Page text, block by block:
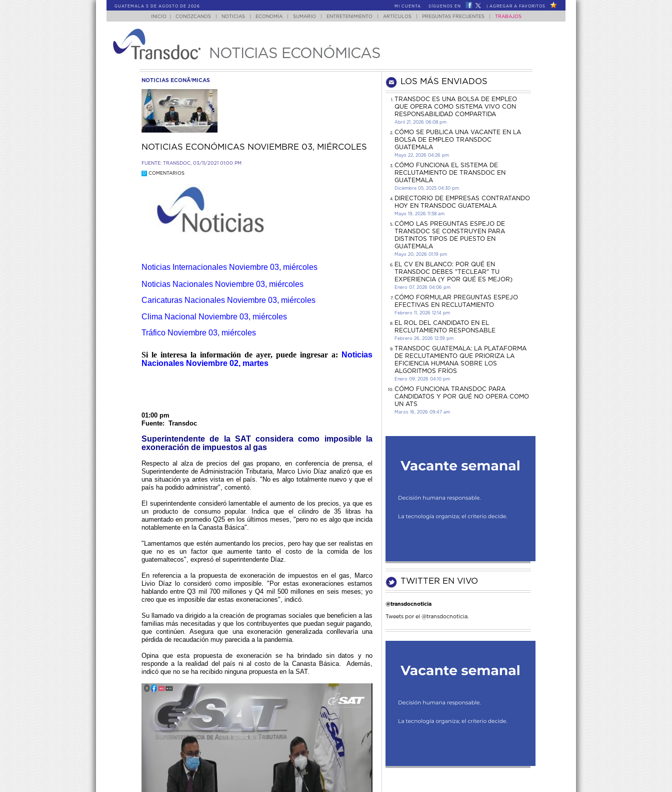
GUATEMALA 5 DE AGOSTO DE 2026 MI CUENTA SÍGUENOS EN AGREGAR A FAVORITOS
INICIO CONÓZCANOS NOTICIAS ECONOMÍA SUMARIO ENTRETENIMIENTO ARTÍCULOS PREGUNTAS FRECUENTES TRABAJOS
NOTICIAS ECONÓMICAS
NOTICIAS ECONÃ³MICAS
NOTICIAS ECONÓMICAS NOVIEMBRE 03, MIÉRCOLES
FUENTE: TRANSDOC, 03/11/2021 01:00 PM
0 COMENTARIOS
Noticias Internacionales Noviembre 03, miércoles
Noticias Nacionales Noviembre 03, miércoles
Caricaturas Nacionales Noviembre 03, miércoles
Clima Nacional Noviembre 03, miércoles
Tráfico Noviembre 03, miércoles
Si le interesa la información de ayer, puede ingresar a:
Noticias
Nacionales Noviembre 02, martes
01:00 pm
Fuente: Transdoc
Superintendente de la SAT considera como imposible la
exoneración de impuestos al gas
Respecto al alza de precios del gas propano, en conferencia de prensa, el
Superintendente de Administración Tributaria, Marco Livio Díaz analizó que es
una situación ya antes vista en el país. "No es algo totalmente nuevo y que el
país ha podido administrar", comentó.
El superintendente consideró lamentable el aumento de los precios, ya que es
un producto de consumo popular. Indica que el cilindro de 35 libras ha
aumentado en promedio Q25 en los últimos meses, "pero no es algo que incida
notablemente en la Canasta Básica".
"Lamentamos que estén aumentando los precios, pero hay que ser realistas en
que no es un factor que aumente tanto el costo de la comida de los
guatemaltecos", expresó el superintendente Díaz.
En referencia a la propuesta de exoneración de impuestos en el gas, Marco
Livio Díaz lo consideró como imposible. "Por estas exoneraciones estamos
hablando entre Q3 mil 700 millones y Q4 mil 500 millones en seis meses; yo
creo que es imposible dar estas exoneraciones", indicó.
Su llamado va dirigido a la creación de programas sociales que beneficien a las
familias más necesitadas y que los contribuyentes que puedan seguir pagando,
que continúen. Asegura que una exoneración generalizada conllevaría una
pérdida de recaudación muy parecida a la pandemia.
Opina que esta propuesta de exoneración se ha brindado sin datos y no
responde a la realidad del país ni al costo de la Canasta Básica. Además,
indicó que no se ha recibido ninguna propuesta en la SAT.
LOS MÁS ENVIADOS
TRANSDOC ES UNA BOLSA DE EMPLEO
QUE OPERA COMO SISTEMA VIVO CON
RESPONSABILIDAD COMPARTIDA
Abril 21, 2026 06:08 pm
CÓMO SE PUBLICA UNA VACANTE EN LA
BOLSA DE EMPLEO TRANSDOC
GUATEMALA
Mayo 22, 2026 04:26 pm
CÓMO FUNCIONA EL SISTEMA DE
RECLUTAMIENTO DE TRANSDOC EN
GUATEMALA
Diciembre 05, 2025 04:30 pm
DIRECTORIO DE EMPRESAS CONTRATANDO
HOY EN TRANSDOC GUATEMALA
Mayo 19, 2026 11:58 am
CÓMO LAS PREGUNTAS ESPEJO DE
TRANSDOC SE CONSTRUYEN PARA
DISTINTOS TIPOS DE PUESTO EN
GUATEMALA
Mayo 20, 2026 01:19 pm
EL CV EN BLANCO: POR QUÉ EN
TRANSDOC DEBES "TECLEAR" TU
EXPERIENCIA (Y POR QUÉ ES MEJOR)
Enero 07, 2026 04:06 pm
CÓMO FORMULAR PREGUNTAS ESPEJO
EFECTIVAS EN RECLUTAMIENTO
Febrero 11, 2026 12:14 pm
EL ROL DEL CANDIDATO EN EL
RECLUTAMIENTO RESPONSABLE
Febrero 26, 2026 12:39 pm
TRANSDOC GUATEMALA: LA PLATAFORMA
DE RECLUTAMIENTO QUE PRIORIZA LA
EFICIENCIA HUMANA SOBRE LOS
ALGORITMOS FRÍOS
Enero 09, 2026 04:10 pm
CÓMO FUNCIONA TRANSDOC PARA
CANDIDATOS Y POR QUÉ NO OPERA COMO
UN ATS
Marzo 16, 2026 09:47 am
TWITTER EN VIVO
@transdocnoticia
Tweets por el @transdocnoticia.